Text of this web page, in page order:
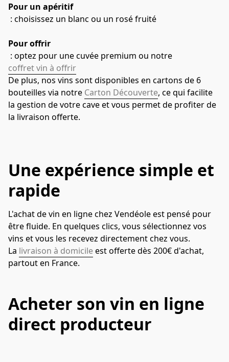
Pour un apéritif
: choisissez un blanc ou un rosé fruité
Pour offrir
: optez pour une cuvée premium ou notre
coffret vin à offrir
De plus, nos vins sont disponibles en cartons de 6
bouteilles via notre Carton Découverte, ce qui facilite
la gestion de votre cave et vous permet de profiter de
la livraison offerte.
Une expérience simple et
rapide
L'achat de vin en ligne chez Vendéole est pensé pour
être fluide. En quelques clics, vous sélectionnez vos
vins et vous les recevez directement chez vous.
La livraison à domicile est offerte dès 200€ d'achat,
partout en France.
Acheter son vin en ligne
direct producteur